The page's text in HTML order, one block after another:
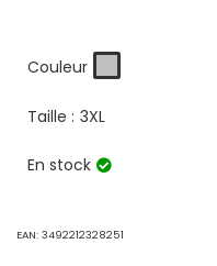
Couleur
Taille : 3XL
En stock
EAN: 3492212328251